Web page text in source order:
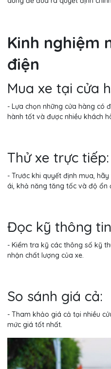
Kinh nghiệm
điện
Mua xe tại cửa
- Lựa chọn những cửa hàng có
hành tốt và được nhiều khách
Thử xe trực tiếp:
- Trước khi quyết định mua,
ái, khả năng tăng tốc và độ ổn
Đọc kỹ thông
- Kiểm tra kỹ các thông số kỹ
nhận chất lượng của xe.
So sánh giá cả:
- Tham khảo giá cả tại nhiều
mức giá tốt nhất.